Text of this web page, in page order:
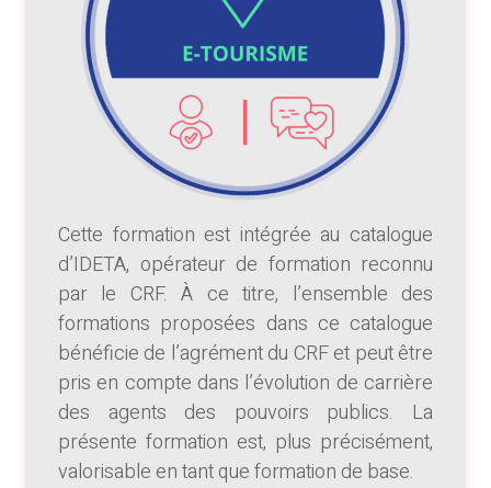
Cette formation est intégrée au catalogue
d’IDETA, opérateur de formation reconnu
par le CRF. À ce titre, l’ensemble des
formations proposées dans ce catalogue
bénéficie de l’agrément du CRF et peut être
pris en compte dans l’évolution de carrière
des agents des pouvoirs publics. La
présente formation est, plus précisément,
valorisable en tant que formation de base.